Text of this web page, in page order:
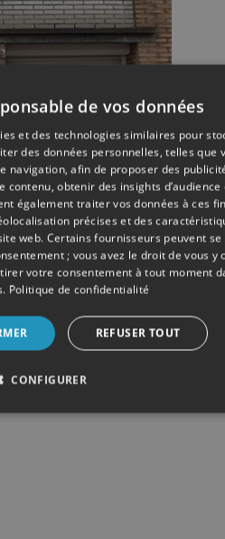
à la diffusion de messages
tout dossier judiciaire
de vos données
et des technologies similaires pour
des données personnelles, telles que
navigation, afin de proposer des
obtenir des insights
également traiter vos données à ces
précises et des
web. Certains fournisseurs peuvent
; vous avez le droit de vous y
votre consentement à tout moment
. Politique de confidentialité
REFUSER TOUT
CONFIGURER